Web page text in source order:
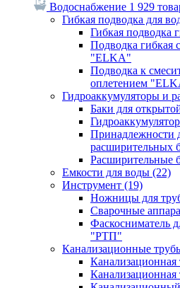
Водоснабжение 1 929
Гибкая подводка для
Гибкая подводка
Подводка гибкая
"ELKA"
Подводка к
оплетением
Гидроаккумуляторы и
Баки для
Принадлежности
расширительных
Расширительные
Емкости для воды (22)
Инструмент (19)
Ножницы для
Сварочные
Фаскосниматель
"РТП"
Канализационные
Канализационная